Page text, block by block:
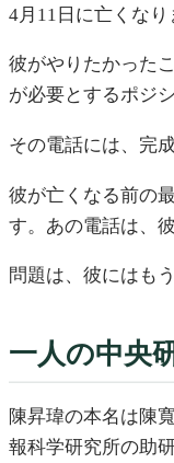
4月11日に亡くなり
彼がやりたかったこ
が必要とするポジ
その電話には、完
彼が亡くなる前の
す。あの電話は、
問題は、彼にはも
一人の中央
陳昇瑋の本名は陳
報科学研究所の助